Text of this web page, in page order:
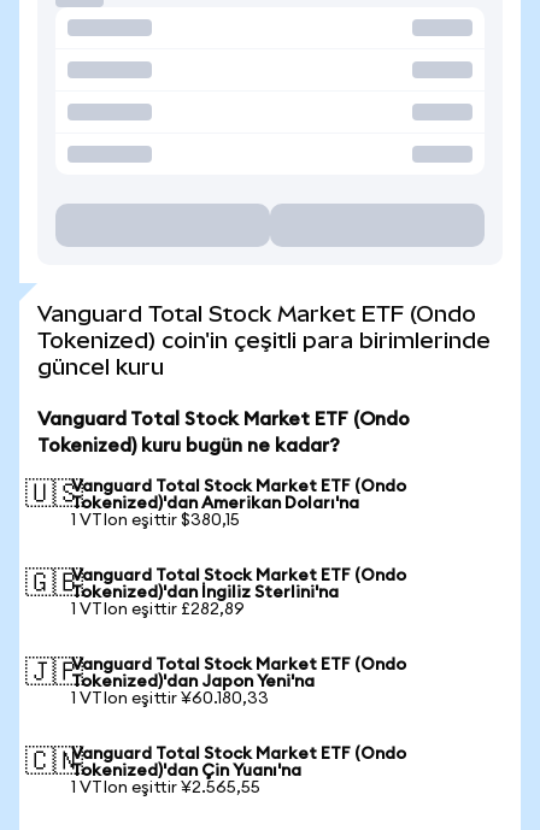
Vanguard Total Stock Market ETF (Ondo
Tokenized) coin'in çeşitli para birimlerinde
güncel kuru
Vanguard Total Stock Market ETF (Ondo
Tokenized) kuru bugün ne kadar?
🇺🇸Vanguard Total Stock Market ETF (Ondo
Tokenized)'dan Amerikan Doları'na
1 VTIon eşittir $380,15
🇬🇧Vanguard Total Stock Market ETF (Ondo
Tokenized)'dan İngiliz Sterlini'na
1 VTIon eşittir £282,89
🇯🇵Vanguard Total Stock Market ETF (Ondo
Tokenized)'dan Japon Yeni'na
1 VTIon eşittir ¥60.180,33
🇨🇳Vanguard Total Stock Market ETF (Ondo
Tokenized)'dan Çin Yuanı'na
1 VTIon eşittir ¥2.565,55